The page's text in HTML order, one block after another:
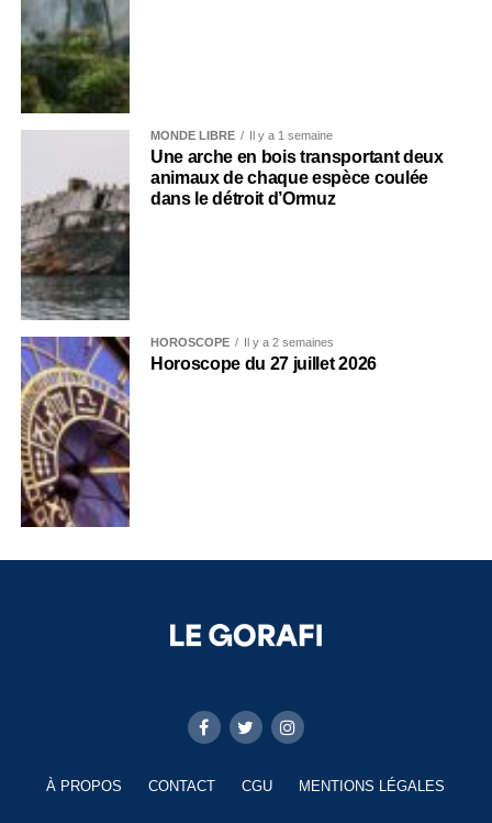
MONDE LIBRE Il y a 1 semaine
Une arche en bois transportant deux
animaux de chaque espèce coulée
dans le détroit d’Ormuz
HOROSCOPE Il y a 2 semaines
Horoscope du 27 juillet 2026
À PROPOS CONTACT CGU MENTIONS LÉGALES